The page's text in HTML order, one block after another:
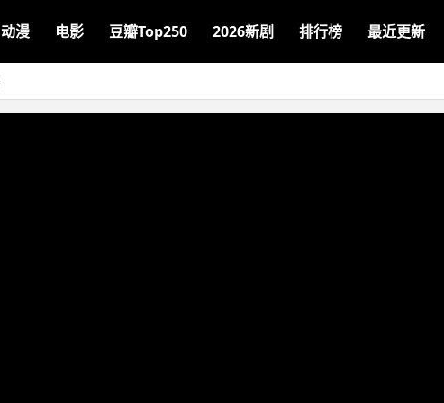
动漫 电影 豆瓣Top250 2026新剧 排行榜 最近更新